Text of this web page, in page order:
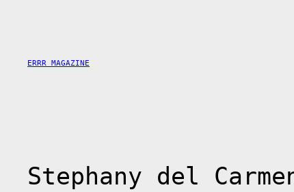
ERRR MAGAZINE
Stephany del